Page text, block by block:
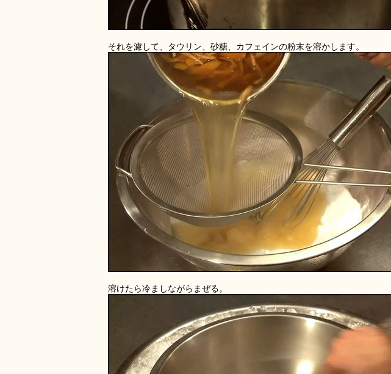
それを濾して、タウリン、砂糖、カフェインの粉末を溶かします。
溶けたら冷ましながらまぜる。